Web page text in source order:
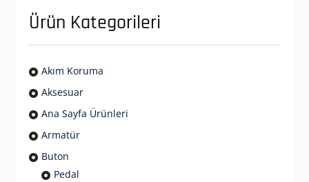
Ürün Kategorileri
Akım Koruma
Aksesuar
Ana Sayfa Ürünleri
Armatür
Buton
Pedal